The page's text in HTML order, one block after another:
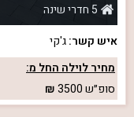
5 חדרי שינה
איש קשר:ג'קי
מחיר לוילה החל מ:
סופ״ש3500